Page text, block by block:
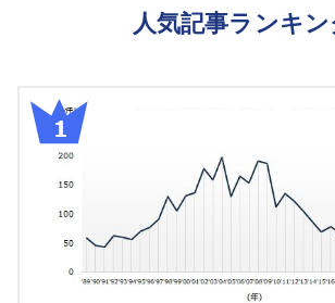
人気記事ランキ